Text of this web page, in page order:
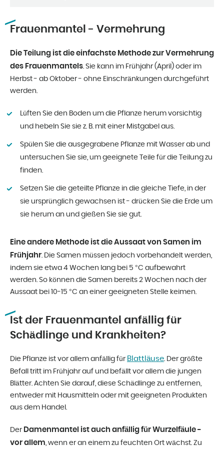
Frauenmantel - Vermehrung
Die Teilung ist die einfachste Methode zur Vermehrung
des Frauenmantels. Sie kann im Frühjahr (April) oder im
Herbst - ab Oktober - ohne Einschränkungen durchgeführt
werden.
Lüften Sie den Boden um die Pflanze herum vorsichtig
und hebeln Sie sie z. B. mit einer Mistgabel aus.
Spülen Sie die ausgegrabene Pflanze mit Wasser ab und
untersuchen Sie sie, um geeignete Teile für die Teilung zu
finden.
Setzen Sie die geteilte Pflanze in die gleiche Tiefe, in der
sie ursprünglich gewachsen ist - drücken Sie die Erde um
sie herum an und gießen Sie sie gut.
Eine andere Methode ist die Aussaat von Samen im
Frühjahr. Die Samen müssen jedoch vorbehandelt werden,
indem sie etwa 4 Wochen lang bei 5 °C aufbewahrt
werden. So können die Samen bereits 2 Wochen nach der
Aussaat bei 10-15 °C an einer geeigneten Stelle keimen.
Ist der Frauenmantel anfällig für
Schädlinge und Krankheiten?
Die Pflanze ist vor allem anfällig für Blattläuse. Der größte
Befall tritt im Frühjahr auf und befällt vor allem die jungen
Blätter. Achten Sie darauf, diese Schädlinge zu entfernen,
entweder mit Hausmitteln oder mit geeigneten Produkten
aus dem Handel.
Der Damenmantel ist auch anfällig für Wurzelfäule -
vor allem, wenn er an einem zu feuchten Ort wächst. Zu